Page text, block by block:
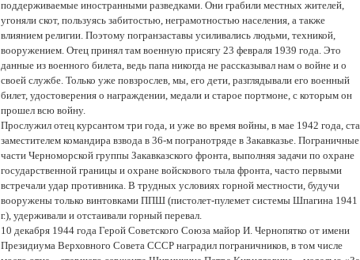
поддерживаемые иностранными разведками. Они грабили местных жителей,
угоняли скот, пользуясь забитостью, неграмотностью населения, а также
влиянием религии. Поэтому погранзаставы усиливались людьми, техникой,
вооружением. Отец принял там военную присягу 23 февраля 1939 года. Это
данные из военного билета, ведь папа никогда не рассказывал нам о войне и о
своей службе. Только уже повзрослев, мы, его дети, разглядывали его военный
билет, удостоверения о награждении, медали и старое портмоне, с которым он
прошел всю войну.
Прослужил отец курсантом три года, и уже во время войны, в мае 1942 года,
заместителем командира взвода в 36-м погранотряде в Закавказье. Пограничные
части Черноморской группы Закавказского фронта, выполняя задачи по охране
государственной границы и охране войскового тыла фронта, часто первыми
встречали удар противника. В трудных условиях горной местности, будучи
вооружены только винтовками ППШ (пистолет-пулемет системы Шпагина 1941
г.), удерживали и отстаивали горный перевал.
10 декабря 1944 года Герой Советского Союза майор И. Чернопятко от имени
Президиума Верховного Совета СССР наградил пограничников, в том числе